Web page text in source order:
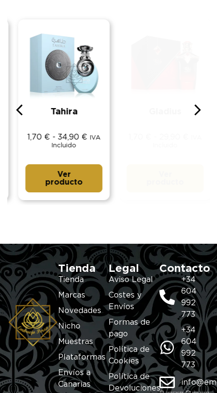
Tahira
1,70€ - 34,90€
IVA
Incluido
Ver
producto
Tienda
Tienda
Marcas
Novedades
Nicho
Muestras
Plataformas
Envíos a
Canarias
Legal
Aviso Legal
Costes y
Envíos
Formas de
pago
Política de
Cookies
Política de
Devoluciones
Contacto
+34
604
992
773
+34
604
992
773